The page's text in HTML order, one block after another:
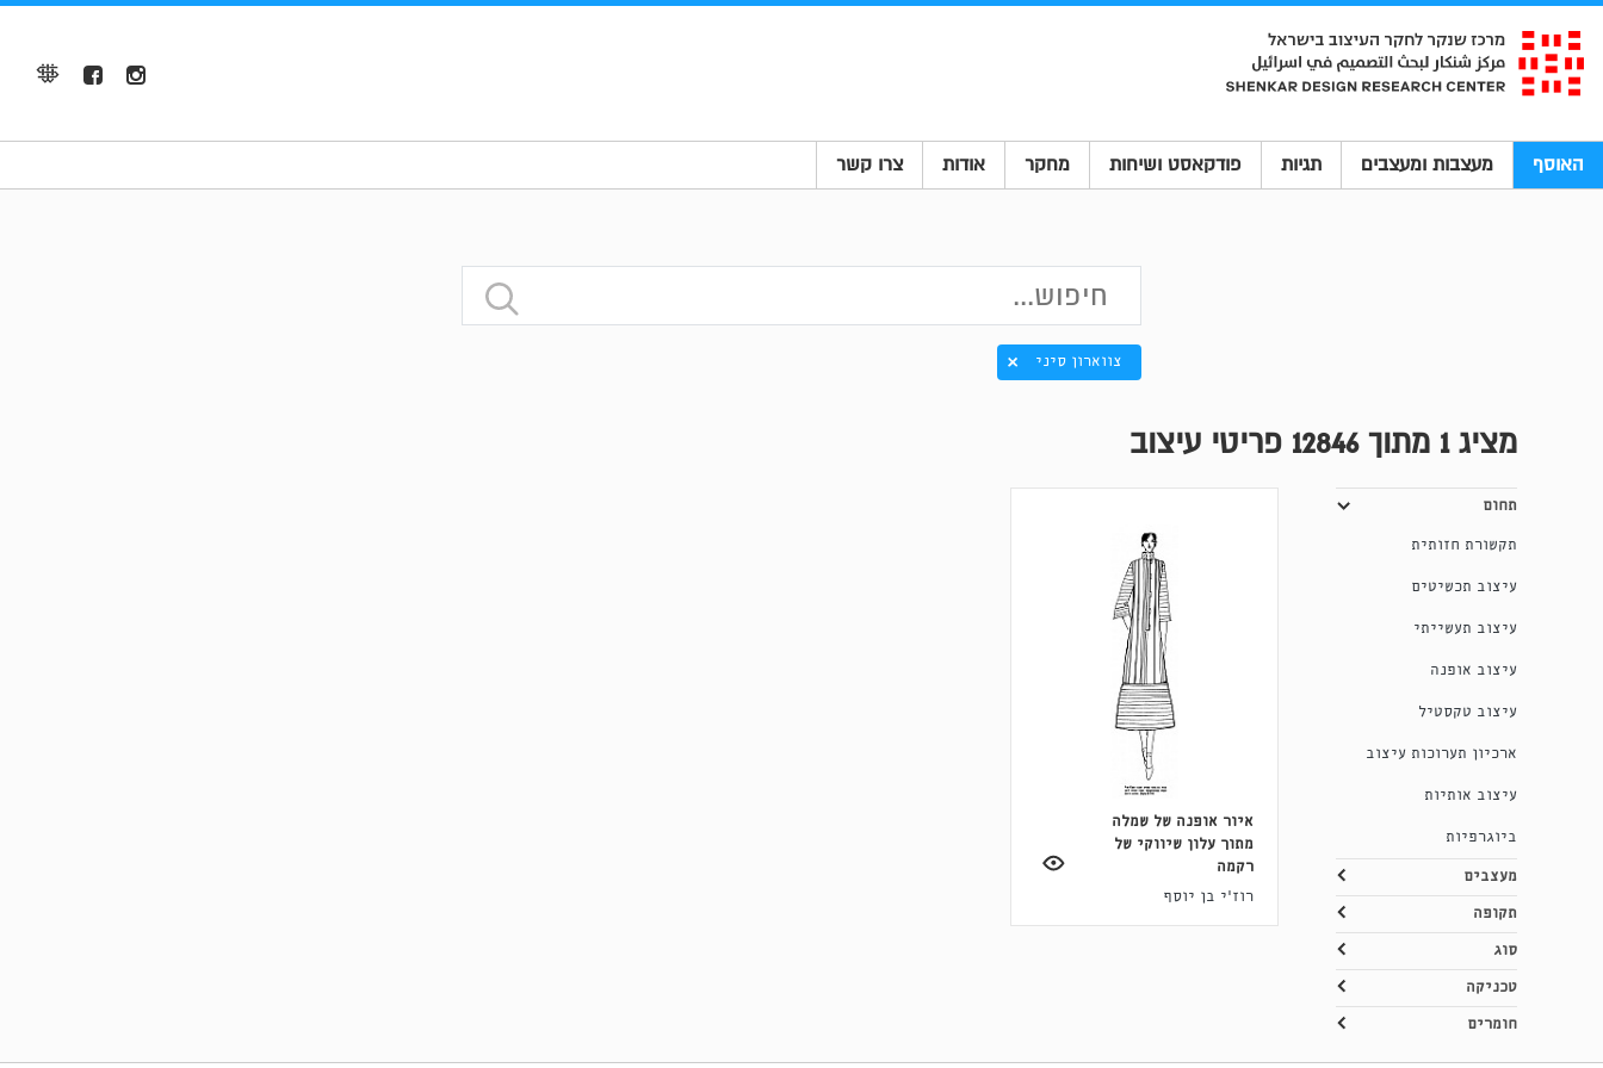
האוסף מעצבות ומעצבים תגיות פודקאסט ושיחות מחקר אודות צרו קשר
צווארון סיני
מציג1 מתוך 12846 פריטי עיצוב
תחום
תקשורת חזותית
עיצוב תכשיטים
עיצוב תעשייתי
עיצוב אופנה
עיצוב טקסטיל
ארכיון תערוכות עיצוב
עיצוב אותיות
ביוגרפיות
מעצבים
תקופה
סוג
טכניקה
חומרים
איור אופנה של שמלה
מתוך עלון שיווקי של
רקמה
רוז'י בן יוסף